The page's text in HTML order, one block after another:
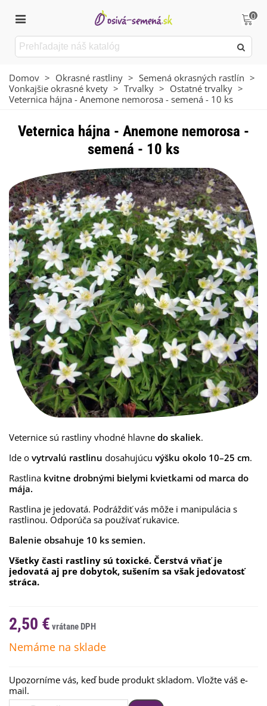
0
Domov > Okrasné rastliny > Semená okrasných rastlín >
Vonkajšie okrasné kvety > Trvalky > Ostatné trvalky >
Veternica hájna - Anemone nemorosa - semená - 10 ks
Veternica hájna - Anemone nemorosa -
semená - 10 ks
Veternice sú rastliny vhodné hlavne do skaliek.
Ide o vytrvalú rastlinu dosahujúcu výšku okolo 10–25 cm.
Rastlina kvitne drobnými bielymi kvietkami od marca do
mája.
Rastlina je jedovatá. Podráždiť vás môže i manipulácia s
rastlinou. Odporúča sa používať rukavice.
Balenie obsahuje 10 ks semien.
Všetky časti rastliny sú toxické. Čerstvá vňať je
jedovatá aj pre dobytok, sušením sa však jedovatosť
stráca.
2,50 €
Nemáme na sklade
Upozorníme vás, keď bude produkt skladom. Vložte váš e-
mail.